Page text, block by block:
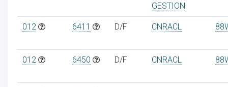
GESTION
012 6411 D/F CNRACL
012 6450 D/F CNRACL